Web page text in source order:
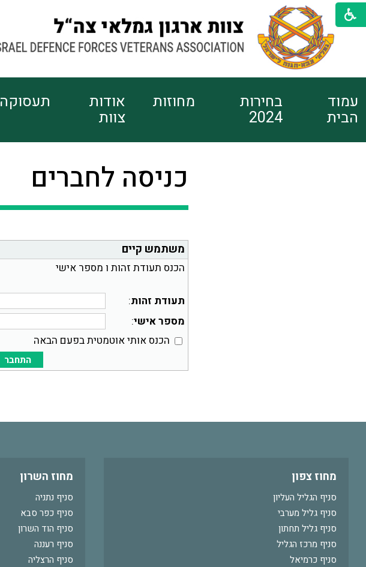
עמוד
הבית
בחירות
2024
מחוזות אודות
צוות
תעסוקה
כניסה לחברים
משתמש קיים
הכנס תעודת זהות ו מספר אישי
תעודת זהות:
מספר אישי:
הכנס אותי אוטמטית בפעם הבאה
מחוז צפון
סניף הגליל העליון
סניף גליל מערבי
סניף גליל תחתון
סניף מרכז הגליל
סניף כרמיאל
מחוז השרון
סניף נתניה
סניף כפר סבא
סניף הוד השרון
סניף רעננה
סניף הרצליה